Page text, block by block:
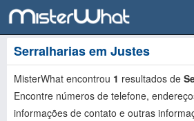
Serralharias em Justes
MisterWhat encontrou 1 resultados de
Encontre números de telefone,
informações de contato e outras